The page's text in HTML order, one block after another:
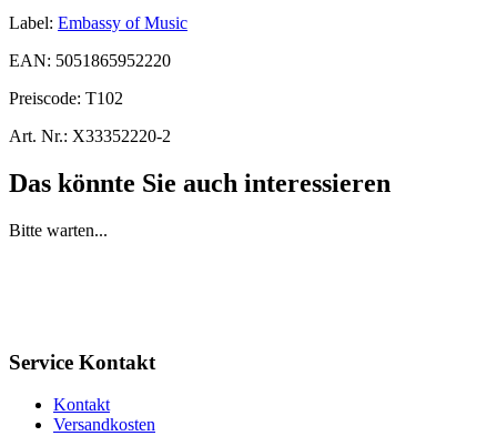
Label: Embassy of Music
EAN: 5051865952220
Preiscode: T102
Art. Nr.: X33352220-2
Das könnte Sie auch interessieren
Bitte warten...
Service Kontakt
Kontakt
Versandkosten